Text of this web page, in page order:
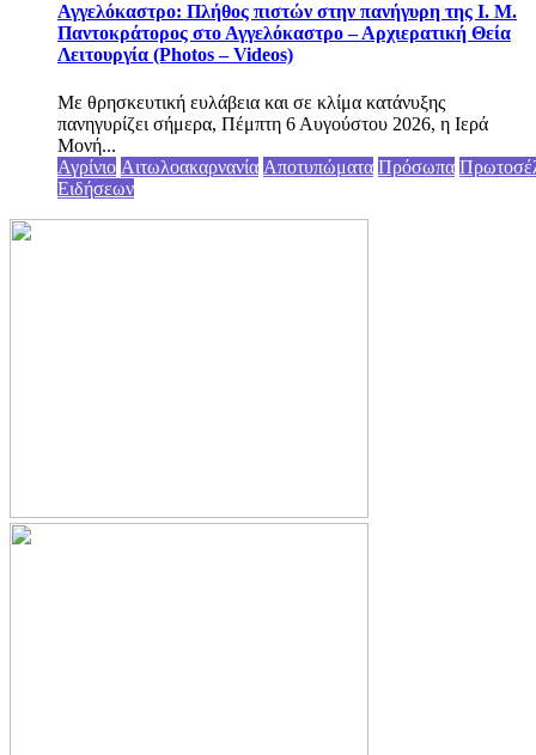
Αγγελόκαστρο: Πλήθος πιστών στην πανήγυρη της Ι. Μ.
Παντοκράτορος στο Αγγελόκαστρο – Αρχιερατική Θεία
Λειτουργία (Photos – Videos)
Με θρησκευτική ευλάβεια και σε κλίμα κατάνυξης
πανηγυρίζει σήμερα, Πέμπτη 6 Αυγούστου 2026, η Ιερά
Μονή...
Αγρίνιο Αιτωλοακαρνανία Αποτυπώματα Πρόσωπα
Ειδήσεων